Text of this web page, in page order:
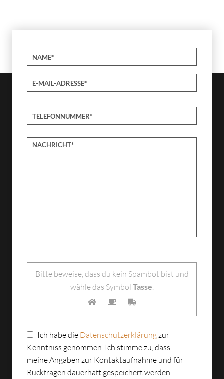
Bitte beweise, dass du kein Spambot bist und
wähle das Symbol Tasse.
Ich habe die Datenschutzerklärungzur
Kenntniss genommen. Ich stimme zu, dass
meine Angaben zur Kontaktaufnahme und für
Rückfragen dauerhaft gespeichert werden.